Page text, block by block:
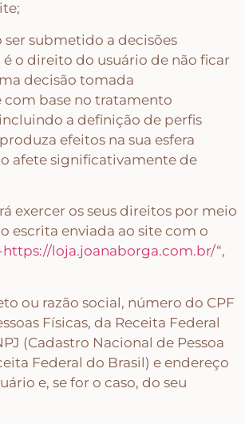
MDF formatos especiais
– Fitas
– Cordas
ser submetido a decisões
o direito do usuário de não ficar
decisão tomada
com base no tratamento
a definição de perfis
efeitos na sua esfera
afete significativamente de
exercer os seus direitos por meio
escrita enviada ao site com o
https://loja.joanaborga.com.br/“,
ou razão social, número do CPF
Físicas, da Receita Federal
(Cadastro Nacional de Pessoa
Federal do Brasil) e endereço
e, se for o caso, do seu